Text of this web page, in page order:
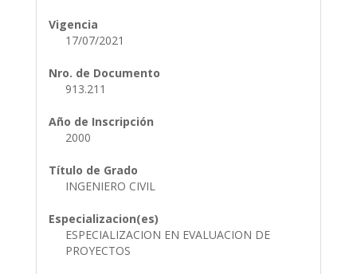
Vigencia
17/07/2021
Nro. de Documento
913.211
Año de Inscripción
2000
Título de Grado
INGENIERO CIVIL
Especializacion(es)
ESPECIALIZACION EN EVALUACION DE
PROYECTOS